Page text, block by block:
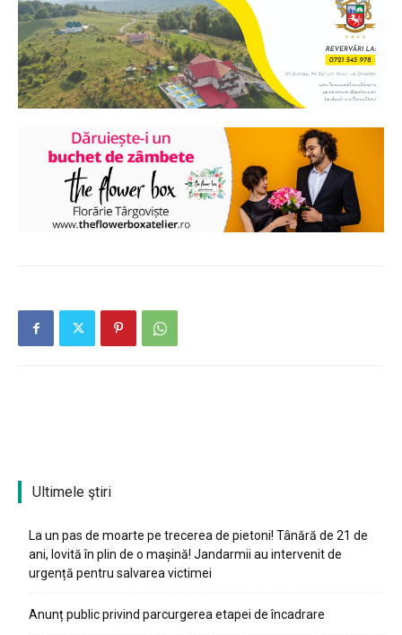
Ultimele ştiri
La un pas de moarte pe trecerea de pietoni! Tânără de 21 de
ani, lovită în plin de o mașină! Jandarmii au intervenit de
urgență pentru salvarea victimei
Anunț public privind parcurgerea etapei de încadrare